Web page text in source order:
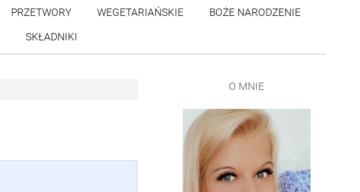
PRZETWORY WEGETARIAŃSKIE
BOŻE NARODZENIE
SKŁADNIKI
O MNIE